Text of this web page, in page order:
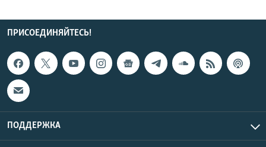
ПРИСОЕДИНЯЙТЕСЬ!
ПОДДЕРЖКА